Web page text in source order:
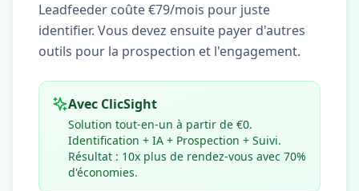
Leadfeeder coûte €79/mois pour juste
identifier. Vous devez ensuite payer d'autres
outils pour la prospection et l'engagement.
Avec ClicSight
Solution tout-en-un à partir de €0.
Identification + IA + Prospection + Suivi.
Résultat : 10x plus de rendez-vous avec 70%
d'économies.